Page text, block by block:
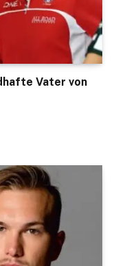
Vater von